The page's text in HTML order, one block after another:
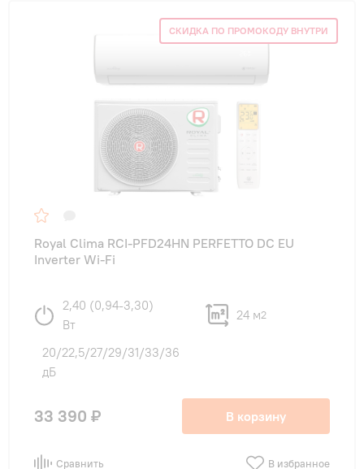
СКИДКА ПО ПРОМОКОДУ ВНУТРИ
Royal Clima RCI-PFD24HN PERFETTO DC EU
Inverter Wi-Fi
2,40 (0,94-3,30)
Вт
24 м2
20/22,5/27/29/31/33/36
дБ
33 390 ₽ В корзину
Сравнить В избранное